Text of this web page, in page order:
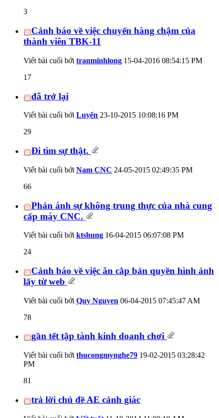
3
Cảnh báo về việc chuyển hàng chậm của
thành viên TBK-11
Viết bài cuối bởi tranminhlong 15-04-2016 08:54:15 PM
17
đã trở lại
Viết bài cuối bởi Luyến 23-10-2015 10:08:16 PM
29
Đi tìm sự thật.
Viết bài cuối bởi Nam CNC 24-05-2015 02:49:35 PM
66
Phản ánh sự không trung thực của nhà cung
cấp máy CNC.
Viết bài cuối bởi ktshung 16-04-2015 06:07:08 PM
24
Cảnh báo về việc ăn cắp bản quyền hình ảnh
lấy từ web
Viết bài cuối bởi Quy Nguyen 06-04-2015 07:45:47 AM
78
gần tết tập tành kinh doanh chơi
Viết bài cuối bởi thucongmynghe79 19-02-2015 03:28:42
PM
81
trả lời chủ đề AE cảnh giác